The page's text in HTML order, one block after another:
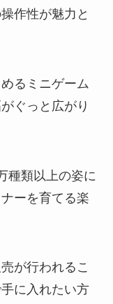
作性が魅力と
るミニゲーム
ぐっと広がり
種類以上の姿に
ーを育てる楽
が行われるこ
に入れたい方